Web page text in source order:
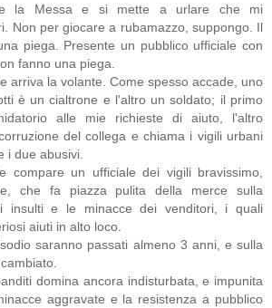
la Messa e si mette a urlare che mi
Non per giocare a rubamazzo, suppongo. Il
piega. Presente un pubblico ufficiale con
fanno una piega.
arriva la volante. Come spesso accade, uno
è un cialtrone e l'altro un soldato; il primo
alle mie richieste di aiuto, l'altro
del collega e chiama i vigili urbani
i due abusivi.
compare un ufficiale dei vigili bravissimo,
che fa piazza pulita della merce sulla
insulti e le minacce dei venditori, i quali
aiuti in alto loco.
saranno passati almeno 3 anni, e sulla
domina ancora indisturbata, e impunita
aggravate e la resistenza a pubblico